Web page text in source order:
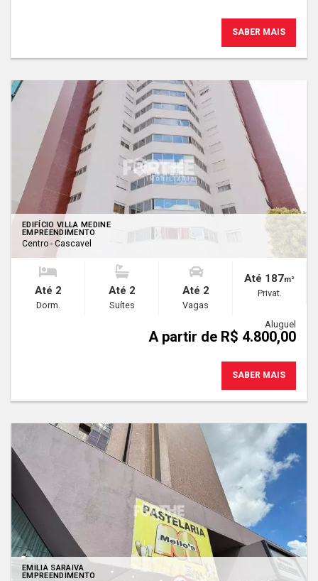
SABER MAIS
EDIFÍCIO VILLA MEDINE
EMPREENDIMENTO
Centro - Cascavel
Até 2
Dorm.
Até 2
Suítes
Até 2
Vagas
Até 187m²
Privat.
Aluguel
A partir de R$ 4.800,00
SABER MAIS
EMILIA SARAIVA
EMPREENDIMENTO